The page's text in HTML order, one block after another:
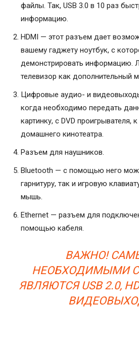
файлы. Так, USB 3.0 в 10 раз
информацию.
HDMI — этот разъем дает
вашему гаджету ноутбук, с
демонстрировать информацию.
телевизор как дополнительный
Цифровые аудио- и
когда необходимо передать
картинку, с DVD проигрывателя,
домашнего кинотеатра.
Разъем для наушников.
Bluetooth — с помощью него
гарнитуру, так и игровую
мышь.
Ethernet — разъем для
помощью кабеля.
ВАЖНО!
НЕОБХОДИМЫМИ
ЯВЛЯЮТСЯ USB 2.0,